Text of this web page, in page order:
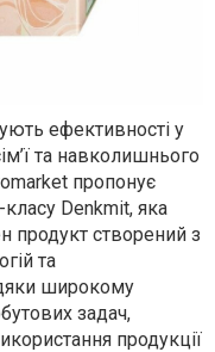
ефективності у
та навколишнього
пропонує
Denkmit, яка
продукт створений з
та
широкому
задач,
продукції